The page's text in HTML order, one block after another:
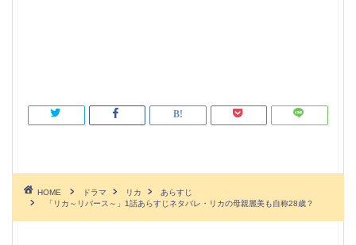
HOME ドラマ リカ
あらすじ
「リカ～リバース～」1話あらすじネタバレ・リカの母親麗美も自称28歳？